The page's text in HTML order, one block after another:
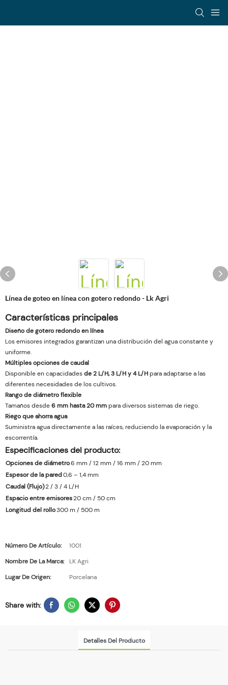
Línea de goteo en línea con gotero redondo - Lk Agri
Características principales
Diseño de gotero redondo en línea
Los emisores integrados garantizan una distribución del agua constante y
uniforme.
Múltiples opciones de caudal
Disponible en capacidadesde 2 L/H, 3 L/H y 4 L/Hpara adaptarse a las
diferentes necesidades de los cultivos.
Rango de diámetro flexible
Tamaños desde6 mm hasta 20 mmpara diversos sistemas de riego.
Riego que ahorra agua
Suministra agua directamente a las raíces, reduciendo la evaporación y la
escorrentía.
Especificaciones del producto:
Opciones de diámetro6 mm / 12 mm / 16 mm / 20 mm
Espesor de la pared0,6 – 1,4 mm
Caudal (Flujo)2 / 3 / 4 L/H
Espacio entre emisores20 cm / 50 cm
Longitud del rollo300 m / 500 m
Número De Artículo:
1001
Nombre De La Marca:
LK Agri
Lugar De Origen:
Porcelana
Share with:
Detalles Del Producto